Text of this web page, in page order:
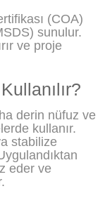
(COA)
sunulur.
ve proje
derin nüfuz ve
kullanır.
stabilize
eder ve